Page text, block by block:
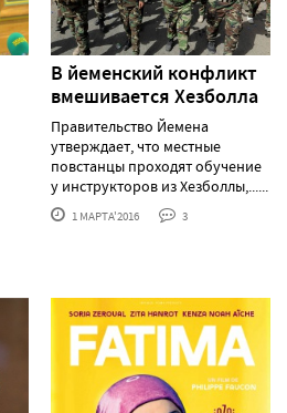
В йеменский конфликт
вмешивается Хезболла
Правительство Йемена
утверждает, что местные
повстанцы проходят обучение
у инструкторов из Хезболлы,......
1 МАРТА'2016 3